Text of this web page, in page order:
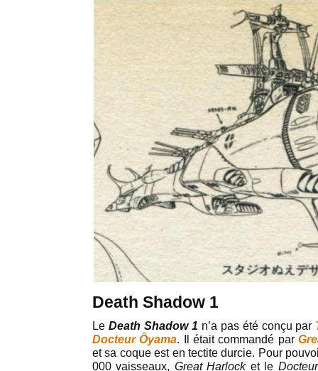
Death Shadow 1
Le Death Shadow 1 n’a pas été conçu par
Docteur Ôyama. Il était commandé par
et sa coque est en tectite durcie. Pour
000 vaisseaux, Great Harlocket le